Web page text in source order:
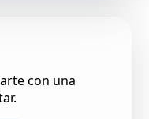
con una